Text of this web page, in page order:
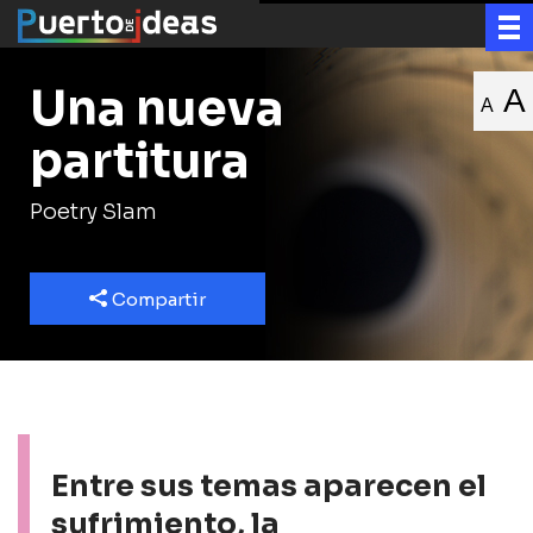
A A
Una nueva
partitura
Poetry Slam
Compartir
Entre sus temas aparecen el
sufrimiento, la